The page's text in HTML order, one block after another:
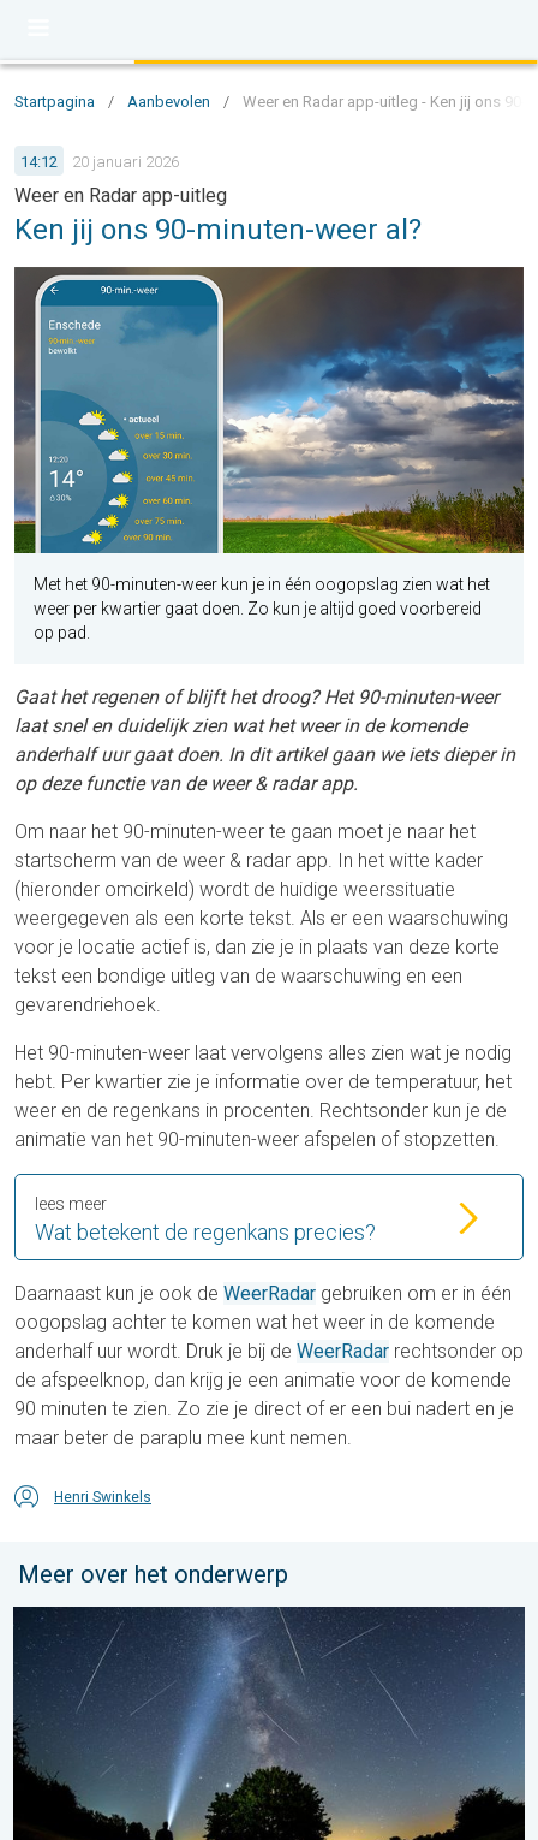
Startpagina / Aanbevolen / Weer en Radar app-uitleg - Ken jij ons 90-
14:12 20 januari 2026
Weer en Radar app-uitleg
Ken jij ons 90-minuten-weer al?
Met het 90-minuten-weer kun je in één oogopslag zien wat het
weer per kwartier gaat doen. Zo kun je altijd goed voorbereid
op pad.
Gaat het regenen of blijft het droog? Het 90-minuten-weer
laat snel en duidelijk zien wat het weer in de komende
anderhalf uur gaat doen. In dit artikel gaan we iets dieper in
op deze functie van de weer & radar app.
Om naar het 90-minuten-weer te gaan moet je naar het
startscherm van de weer & radar app. In het witte kader
(hieronder omcirkeld) wordt de huidige weerssituatie
weergegeven als een korte tekst. Als er een waarschuwing
voor je locatie actief is, dan zie je in plaats van deze korte
tekst een bondige uitleg van de waarschuwing en een
gevarendriehoek.
Het 90-minuten-weer laat vervolgens alles zien wat je nodig
hebt. Per kwartier zie je informatie over de temperatuur, het
weer en de regenkans in procenten. Rechtsonder kun je de
animatie van het 90-minuten-weer afspelen of stopzetten.
Wat betekent de regenkans precies?
lees meer
Daarnaast kun je ook de WeerRadar gebruiken om er in één
oogopslag achter te komen wat het weer in de komende
anderhalf uur wordt. Druk je bij de WeerRadar rechtsonder op
de afspeelknop, dan krijg je een animatie voor de komende
90 minuten te zien. Zo zie je direct of er een bui nadert en je
maar beter de paraplu mee kunt nemen.
Henri Swinkels
Meer over het onderwerp
De tijd van de vallende sterren begint. Hoogtepunt in